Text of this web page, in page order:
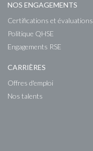
NOS ENGAGEMENTS
Certifications et évaluations
Politique QHSE
Engagements RSE
CARRIÈRES
Offres d'emploi
Nos talents